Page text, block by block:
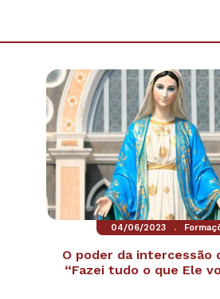
04/06/2023 .
O poder da intercessão
“Fazei tudo o que Ele